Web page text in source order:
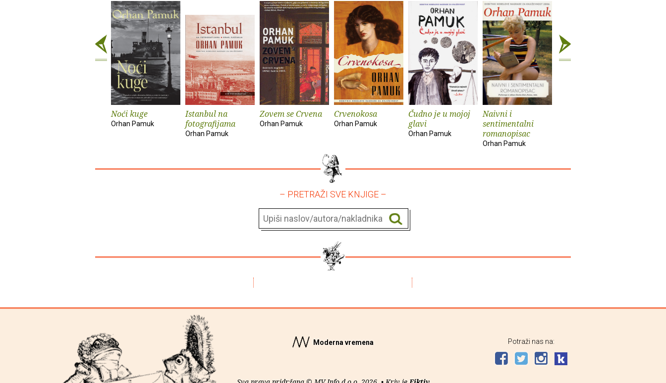
Noći kuge
Orhan Pamuk
Istanbul na
fotografijama
Orhan Pamuk
Zovem se Crvena
Orhan Pamuk
Crvenokosa
Orhan Pamuk
Čudno je u mojoj
glavi
Orhan Pamuk
Naivni i
sentimentalni
romanopisac
Orhan Pamuk
– PRETRAŽI SVE KNJIGE –
Moderna vremena Potraži nas na: